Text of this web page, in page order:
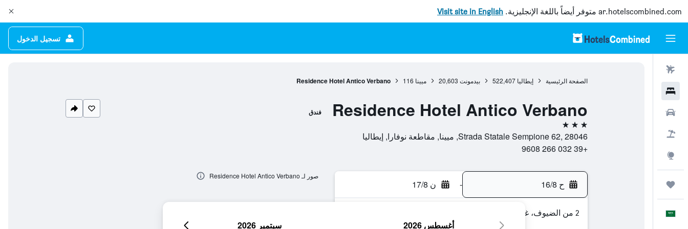
ar.hotelscombined.com متوفر أيضاً باللغة الإنجليزية. Visit site in English
تسجيل الدخول
الصفحة الرئيسية إيطاليا 522,407 بيدمونت 20,603 ميينا 116
Residence Hotel Antico Verbano
Residence Hotel Antico Verbano فندق
3 نجوم
Strada Statale Sempione 62, 28046, ميينا, مقاطعة نوفارا, إيطاليا
+39 032 266 9608
ح 16/8 - ن 17/8
2 من الضيوف، غرفة واحدة
صور لـ Residence Hotel Antico Verbano
أغسطس 2026 سبتمبر 2026